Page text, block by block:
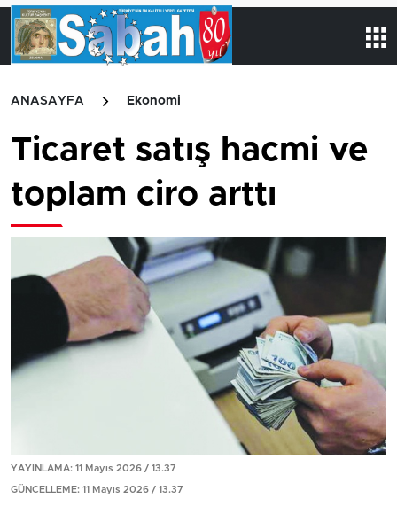
ANASAYFA Ekonomi
Ticaret satış hacmi ve
toplam ciro arttı
YAYINLAMA: 11 Mayıs 2026 / 13.37
GÜNCELLEME: 11 Mayıs 2026 / 13.37